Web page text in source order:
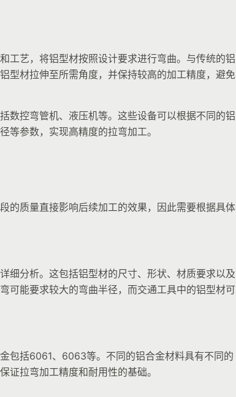
工艺，将铝型材按照设计要求进行弯曲。与传统的铝
型材拉伸至所需角度，并保持较高的加工精度，避免
数控弯管机、液压机等。这些设备可以根据不同的铝
等参数，实现高精度的拉弯加工。
的质量直接影响后续加工的效果，因此需要根据具体
细分析。这包括铝型材的尺寸、形状、材质要求以及
可能要求较大的弯曲半径，而交通工具中的铝型材可
包括6061、6063等。不同的铝合金材料具有不同的
证拉弯加工精度和耐用性的基础。